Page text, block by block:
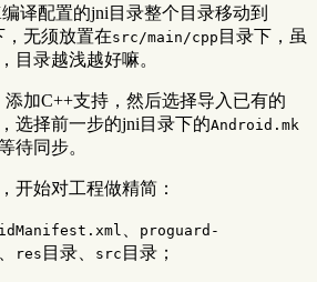
译配置的jni目录整个目录移动到
，无须放置在src/main/cpp 目录下，虽
目录越浅越好嘛。
添加C++支持，然后选择导入已有的
选择前一步的jni目录下的Android.mk
待同步。
开始对工程做精简：
proguard-
res 目录、 src 目录；